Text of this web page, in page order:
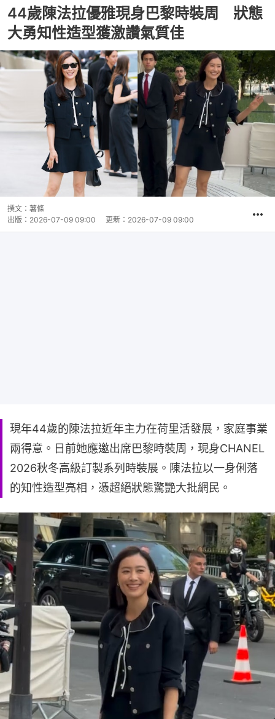
44歲陳法拉優雅現身巴黎時裝周 狀態
大勇知性造型獲激讚氣質佳
撰文： 薯條
出版： 2026-07-09 09:00 更新： 2026-07-09 09:00
現年44歲的陳法拉近年主力在荷里活發展，家庭事業
兩得意。日前她應邀出席巴黎時裝周，現身CHANEL
2026秋冬高級訂製系列時裝展。陳法拉以一身俐落
的知性造型亮相，憑超絕狀態驚艷大批網民。